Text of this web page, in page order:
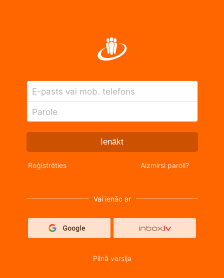
E-pasts vai mob. telefons
Parole
Ienākt
Reģistrēties Aizmirsi paroli?
Vai ienāc ar
Pilnā versija